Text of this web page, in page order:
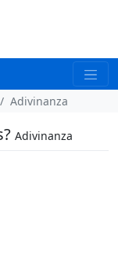
Adivinanza
Adivinanza